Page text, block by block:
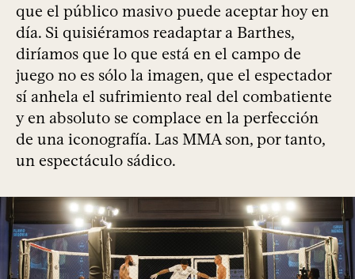
que el público masivo puede aceptar hoy en
día. Si quisiéramos readaptar a Barthes,
diríamos que lo que está en el campo de
juego no es sólo la imagen, que el espectador
sí anhela el sufrimiento real del combatiente
y en absoluto se complace en la perfección
de una iconografía. Las MMA son, por tanto,
un espectáculo sádico.